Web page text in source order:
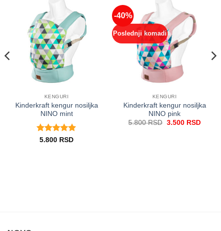
KENGURI
Kinderkraft kengur nosiljka
NINO mint
Ocenjeno5
5.800 RSD
-40%
Poslednji komadi
KENGURI
Kinderkraft kengur nosiljka
NINO pink
5.800RSD Originalna
3.500 RSD